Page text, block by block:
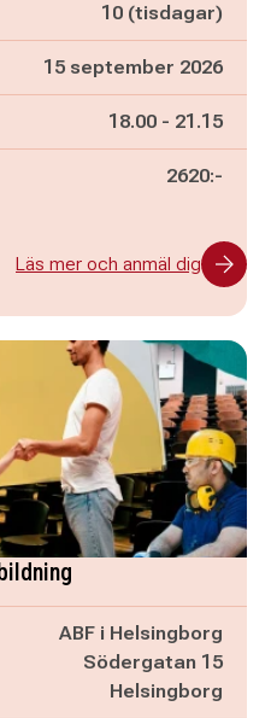
10 (tisdagar)
15 september 2026
Pågår mellan
18.00 - och
21.15
2620:-
Läs mer och anmäl dig
ABF i Helsingborg
Södergatan 15
Helsingborg